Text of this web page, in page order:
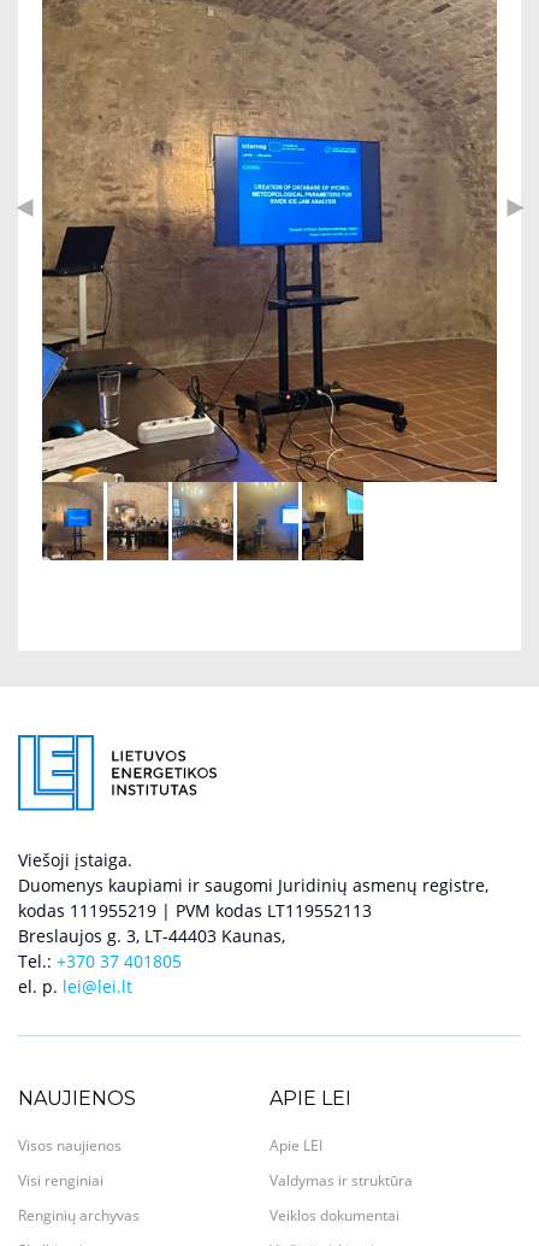
Viešoji įstaiga.
Duomenys kaupiami ir saugomi Juridinių asmenų registre,
kodas 111955219 | PVM kodas LT119552113
Breslaujos g. 3, LT-44403 Kaunas,
Tel.: +370 37 401805
el. p. lei@lei.lt
NAUJIENOS
Visos naujienos
Visi renginiai
Renginių archyvas
APIE LEI
Apie LEI
Valdymas ir struktūra
Veiklos dokumentai